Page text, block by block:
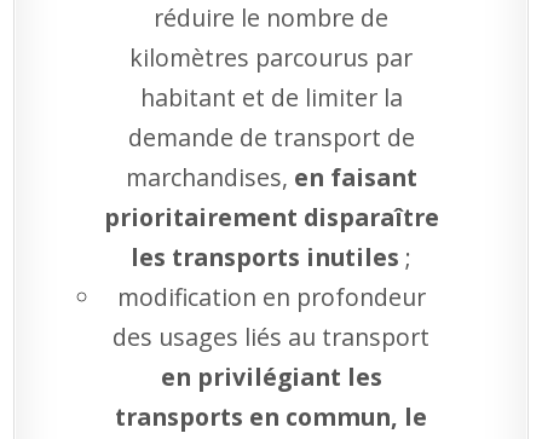
réduire le nombre de
kilomètres parcourus par
habitant et de limiter la
demande de transport de
marchandises, en faisant
prioritairement disparaître
les transports inutiles ;
modification en profondeur
des usages liés au transport
en privilégiant les
transports en commun, le